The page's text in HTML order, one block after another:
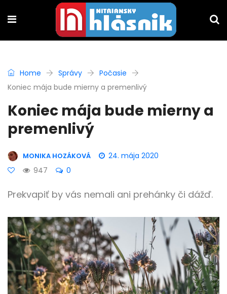
Home Správy
Počasie
Koniec mája bude mierny a premenlivý
Koniec mája bude mierny a
premenlivý
MONIKA HOZÁKOVÁ
24. mája 2020
947
0
Prekvapiť by vás nemali ani prehánky či dážď.